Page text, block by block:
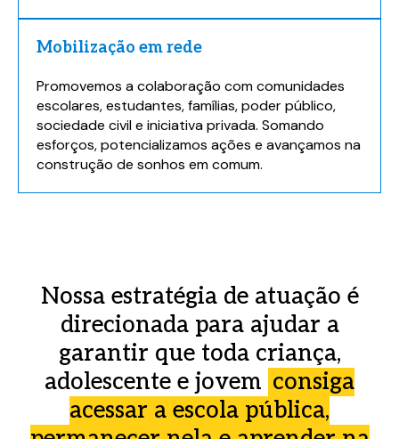
Mobilização em rede
Promovemos a colaboração com comunidades
escolares, estudantes, famílias, poder público,
sociedade civil e iniciativa privada. Somando
esforços, potencializamos ações e avançamos na
construção de sonhos em comum.
Nossa estratégia de atuação é
direcionada para ajudar a
garantir que toda criança,
adolescente e jovem consiga
acessar a escola pública,